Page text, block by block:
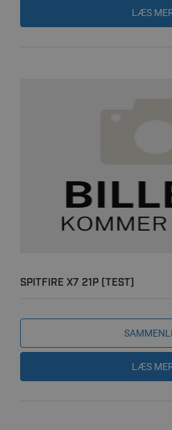
LÆS
SPITFIRE X7 21P (TEST)
LÆS